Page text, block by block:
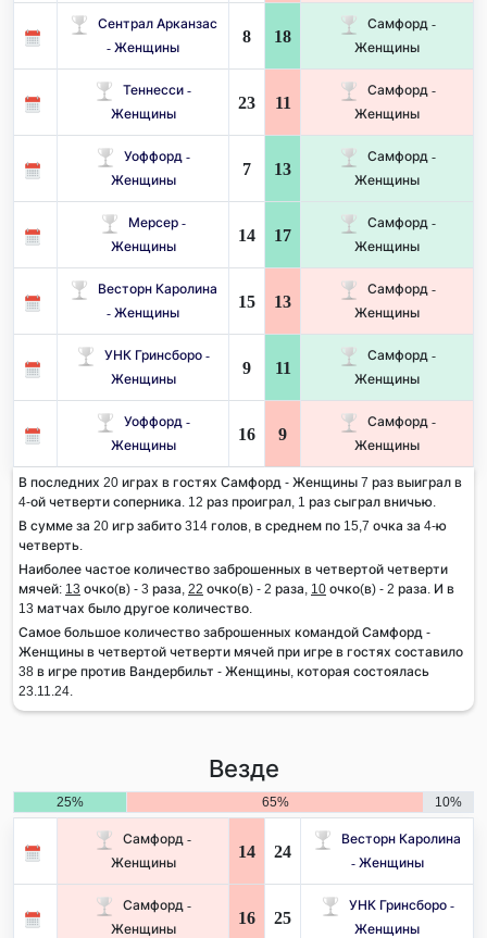
Сентрал Арканзас
- Женщины
8 18
Самфорд -
Женщины
Теннесси -
Женщины
23 11
Самфорд -
Женщины
Уоффорд -
Женщины
7 13
Самфорд -
Женщины
Мерсер -
Женщины
14 17
Самфорд -
Женщины
Весторн Каролина
- Женщины
15 13
Самфорд -
Женщины
УНК Гринсборо -
Женщины
9 11
Самфорд -
Женщины
Уоффорд -
Женщины
16 9
Самфорд -
Женщины
В последних 20 играх в гостях Самфорд - Женщины 7 раз выиграл в
4-ой четверти соперника. 12 раз проиграл, 1 раз сыграл вничью.
В сумме за 20 игр забито 314 голов, в среднем по 15,7 очка за 4-ю
четверть.
Наиболее частое количество заброшенных в четвертой четверти
мячей: 13 очко(в) - 3 раза, 22 очко(в) - 2 раза, 10 очко(в) - 2 раза. И в
13 матчах было другое количество.
Самое большое количество заброшенных командой Самфорд -
Женщины в четвертой четверти мячей при игре в гостях составило
38 в игре против Вандербильт - Женщины, которая состоялась
23.11.24.
Везде
25% 65% 10%
Самфорд -
Женщины
14 24
Весторн Каролина
- Женщины
Самфорд -
Женщины
16 25
УНК Гринсборо -
Женщины